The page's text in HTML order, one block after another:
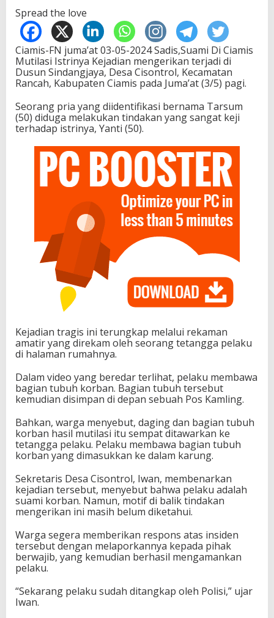
Spread the love
Ciamis-FN juma’at 03-05-2024 Sadis,Suami Di Ciamis
Mutilasi Istrinya Kejadian mengerikan terjadi di
Dusun Sindangjaya, Desa Cisontrol, Kecamatan
Rancah, Kabupaten Ciamis pada Juma’at (3/5) pagi.
Seorang pria yang diidentifikasi bernama Tarsum
(50) diduga melakukan tindakan yang sangat keji
terhadap istrinya, Yanti (50).
Kejadian tragis ini terungkap melalui rekaman
amatir yang direkam oleh seorang tetangga pelaku
di halaman rumahnya.
Dalam video yang beredar terlihat, pelaku membawa
bagian tubuh korban. Bagian tubuh tersebut
kemudian disimpan di depan sebuah Pos Kamling.
Bahkan, warga menyebut, daging dan bagian tubuh
korban hasil mutilasi itu sempat ditawarkan ke
tetangga pelaku. Pelaku membawa bagian tubuh
korban yang dimasukkan ke dalam karung.
Sekretaris Desa Cisontrol, Iwan, membenarkan
kejadian tersebut, menyebut bahwa pelaku adalah
suami korban. Namun, motif di balik tindakan
mengerikan ini masih belum diketahui.
Warga segera memberikan respons atas insiden
tersebut dengan melaporkannya kepada pihak
berwajib, yang kemudian berhasil mengamankan
pelaku.
“Sekarang pelaku sudah ditangkap oleh Polisi,” ujar
Iwan.